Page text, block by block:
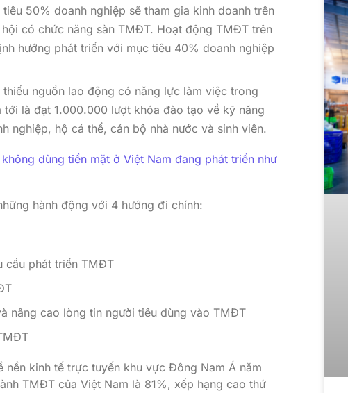
50% doanh nghiệp sẽ tham gia kinh doanh trên
có chức năng sàn TMĐT. Hoạt động TMĐT trên
hướng phát triển với mục tiêu 40% doanh nghiệp
thiếu nguồn lao động có năng lực làm việc trong
là đạt 1.000.000 lượt khóa đào tạo về kỹ năng
nghiệp, hộ cá thể, cán bộ nhà nước và sinh viên.
dùng tiền mặt ở Việt Nam đang phát triển như
hành động với 4 hướng đi chính:
cầu phát triển TMĐT
nâng cao lòng tin người tiêu dùng vào TMĐT
nền kinh tế trực tuyến khu vực Đông Nam Á năm
TMĐT của Việt Nam là 81%, xếp hạng cao thứ